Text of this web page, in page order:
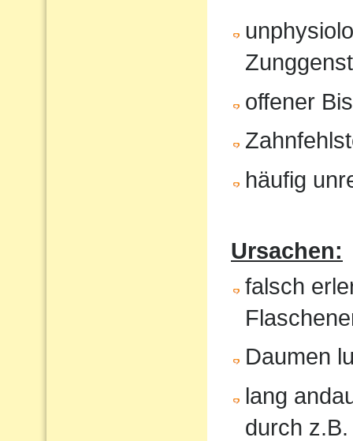
offener
häufig
Ursachen:
falsch
Daumen
lang
durch